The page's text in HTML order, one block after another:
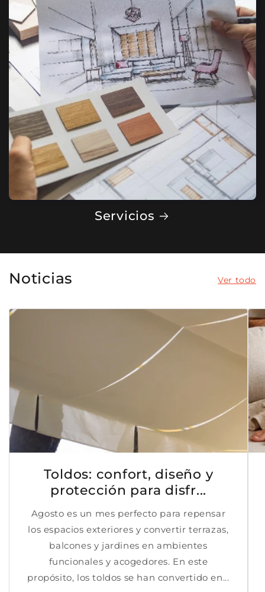
Servicios
Noticias Ver todo
Toldos: confort, diseño y
protección para disfr...
Agosto es un mes perfecto para repensar
los espacios exteriores y convertir terrazas,
balcones y jardines en ambientes
funcionales y acogedores. En este
propósito, los toldos se han convertido en...